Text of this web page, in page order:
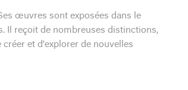
œuvres sont exposées dans le
Il reçoit de nombreuses distinctions,
et d'explorer de nouvelles